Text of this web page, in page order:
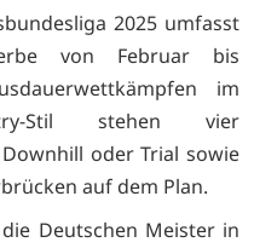
2025 umfasst
von Februar bis
im
Stil stehen vier
oder Trial sowie
auf dem Plan.
Deutschen Meister in